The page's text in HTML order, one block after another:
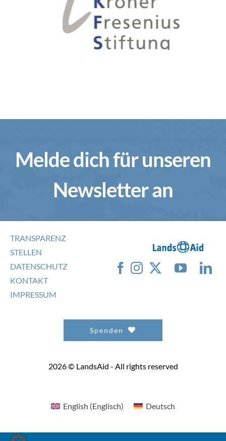
Melde dich für unseren
Newsletter an
TRANSPARENZ
STELLEN
DATENSCHUTZ
KONTAKT
IMPRESSUM
Spenden
2026 © LandsAid - All rights reserved
English (Englisch) Deutsch